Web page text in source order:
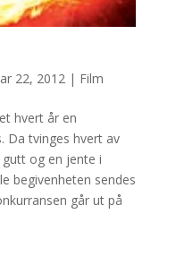
22, 2012| Film
hvert år en
Da tvinges hvert av
og en jente i
begivenheten sendes
går ut på